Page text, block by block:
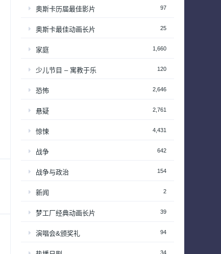
奥斯卡历届最佳影片 97
奥斯卡最佳动画长片 25
家庭 1,660
少儿节目 – 寓教于乐 120
恐怖 2,646
悬疑 2,761
惊悚 4,431
战争 642
战争与政治 154
新闻 2
梦工厂经典动画长片 39
演唱会&颁奖礼 94
34